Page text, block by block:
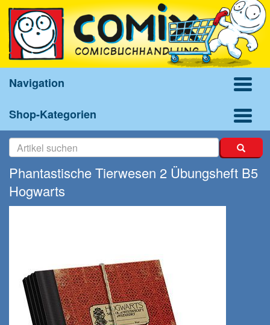
Navigation
Shop-Kategorien
Phantastische Tierwesen 2 Übungsheft B5
Hogwarts